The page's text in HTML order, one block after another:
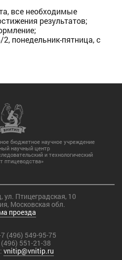
все необходимые
результатов;
понедельник-пятница, с
бюджетное научное учреждение
научный центр
и технологический
птицеводства»
ул. Птицеградская, 10
Московская обл.
проезда
(496) 549-95-75
551-21-38
vnitip@vnitip.ru